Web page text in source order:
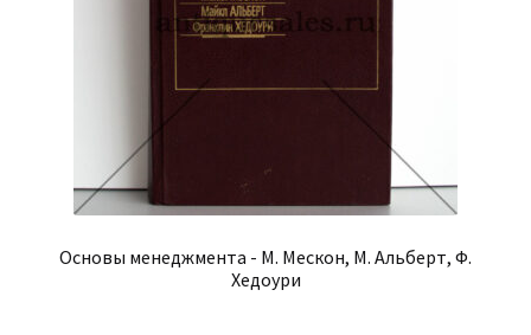
Основы менеджмента - М. Мескон, М. Альберт, Ф.
Хедоури